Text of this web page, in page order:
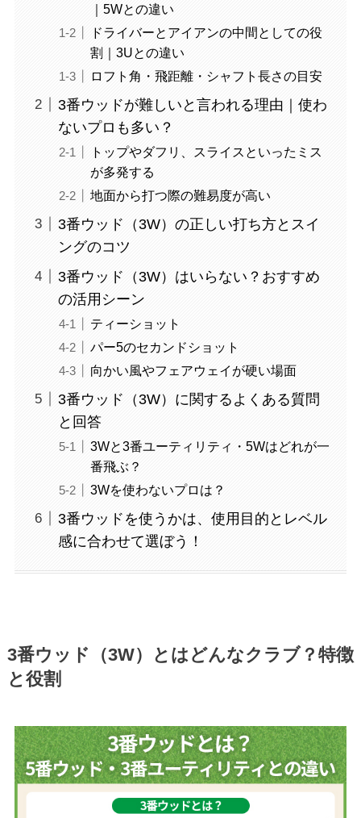
｜5Wとの違い
ドライバーとアイアンの中間としての役
割｜3Uとの違い
ロフト角・飛距離・シャフト長さの目安
3番ウッドが難しいと言われる理由｜使わ
ないプロも多い？
トップやダフリ、スライスといったミス
が多発する
地面から打つ際の難易度が高い
3番ウッド（3W）の正しい打ち方とスイ
ングのコツ
3番ウッド（3W）はいらない？おすすめ
の活用シーン
ティーショット
パー5のセカンドショット
向かい風やフェアウェイが硬い場面
3番ウッド（3W）に関するよくある質問
と回答
3Wと3番ユーティリティ・5Wはどれが一
番飛ぶ？
3Wを使わないプロは？
3番ウッドを使うかは、使用目的とレベル
感に合わせて選ぼう！
3番ウッド（3W）とはどんなクラブ？特徴
と役割